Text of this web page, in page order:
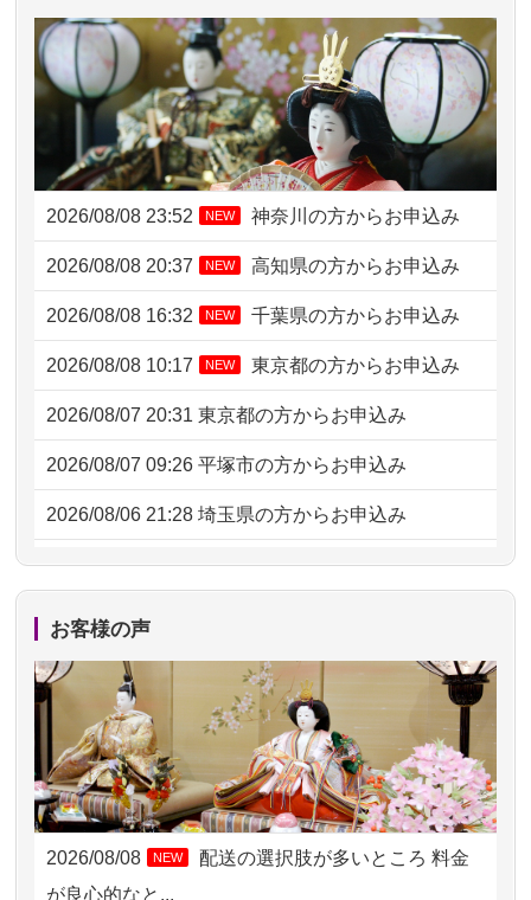
2026/08/08 23:52 NEW 神奈川の方からお申込み
2026/08/08 20:37 NEW 高知県の方からお申込み
2026/08/08 16:32 NEW 千葉県の方からお申込み
2026/08/08 10:17 NEW 東京都の方からお申込み
2026/08/07 20:31 東京都の方からお申込み
2026/08/07 09:26 平塚市の方からお申込み
2026/08/06 21:28 埼玉県の方からお申込み
2026/08/06 17:56 藤沢市の方からお申込み
2026/08/06 10:06
2026/08/06 09:17 三重県の方からお申込み
2026/08/06 06:48 横浜市の方からお申込み
2026/08/05 15:07 東京都の方からお申込み
2026/08/05 11:33 神奈川の方からお申込み
2026/08/04 17:34 西亀有の方からお申込み
お客様の声
2026/08/08 NEW
配送の選択肢が多いところ 料金
が良心的なと...